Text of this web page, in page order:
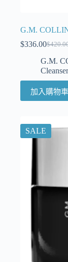
G.M.
$
$336.00
G.M.
加入購物車
SALE